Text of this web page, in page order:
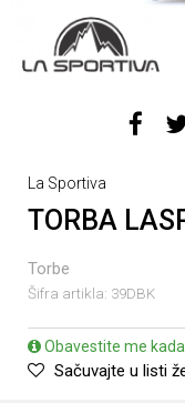
La Sportiva
TORBA
Torbe
Šifra artikla: 39DBK
Obavestite me
Sačuvajte u listi